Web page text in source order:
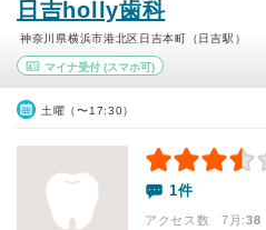
日吉holly歯科
神奈川県横浜市港北区日吉本町（日吉駅）
マイナ受付 (スマホ可)
土曜（〜17:30）
1件
アクセス数 7月:38